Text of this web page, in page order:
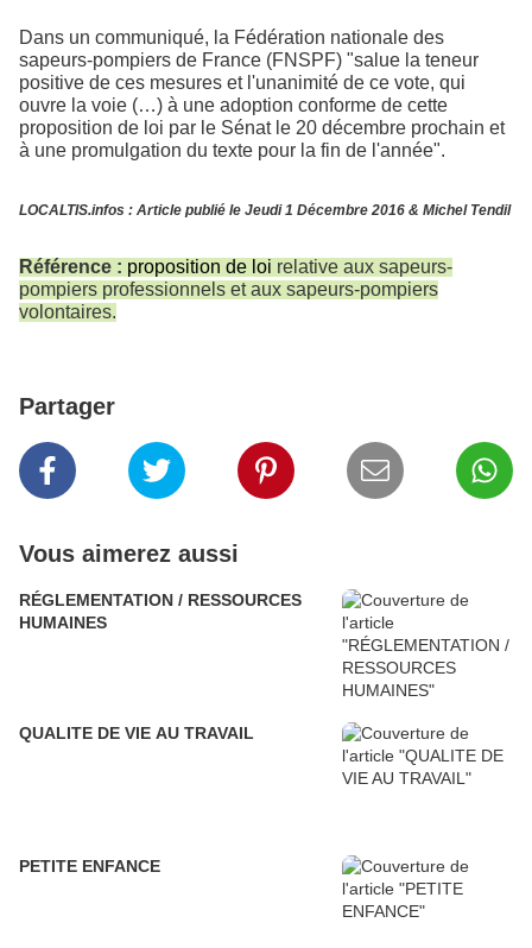
Dans un communiqué, la Fédération nationale des
sapeurs-pompiers de France (FNSPF) "salue la teneur
positive de ces mesures et l'unanimité de ce vote, qui
ouvre la voie (…) à une adoption conforme de cette
proposition de loi par le Sénat le 20 décembre prochain et
à une promulgation du texte pour la fin de l'année".
LOCALTIS.infos : Article publié le Jeudi 1 Décembre 2016 & Michel Tendil
Référence : proposition de loi relative aux sapeurs-
pompiers professionnels et aux sapeurs-pompiers
volontaires.
Partager
Vous aimerez aussi
RÉGLEMENTATION / RESSOURCES
HUMAINES
QUALITE DE VIE AU TRAVAIL
PETITE ENFANCE